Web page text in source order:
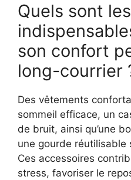
Quels sont les
son confort
long-courrier
Des vêtements
sommeil efficace, un
de bruit, ainsi qu’une
une gourde réutilisable
Ces accessoires
stress, favoriser le